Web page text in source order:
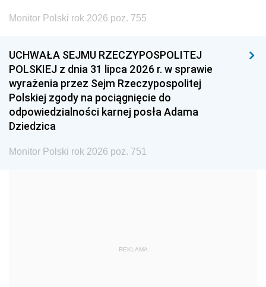
1996 1995 1994
1993 1992 1991
1990 1989
1987 1986 1985
1968
Monitor Polski rok 2026 poz. 755
UCHWAŁA SEJMU RZECZYPOSPOLITEJ
POLSKIEJ z dnia 31 lipca 2026 r. w sprawie
wyrażenia przez Sejm Rzeczypospolitej
Polskiej zgody na pociągnięcie do
odpowiedzialności karnej posła Adama
Dziedzica
Monitor Polski rok 2026 poz. 751
REKLAMA